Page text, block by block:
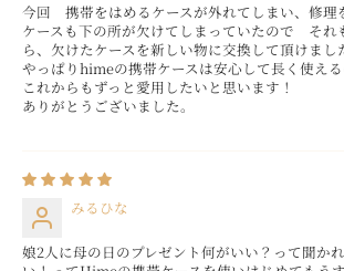
今回 携帯をはめるケースが外れてしまい、修理
ケースも下の所が欠けてしまっていたので それ
ら、欠けたケースを新しい物に交換して頂けまし
やっぱりhimeの携帯ケースは安心して長く使える
これからもずっと愛用したいと思います！
ありがとうございました。
みるひな
娘2人に母の日のプレゼント何がいい？って聞か